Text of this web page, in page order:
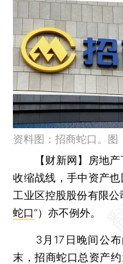
资料图：招商蛇口。图
【财新网】
房地
收缩战线，手中资产
工业区控股股份有限公
蛇口”）亦不例外。
3月17日晚间公布
末，招商蛇口总资产